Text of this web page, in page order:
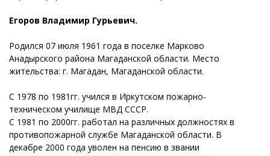
Егоров Владимир Гурьевич.
Родился 07 июля 1961 года в поселке Марково
Анадырского района Магаданской области. Место
жительства: г. Магадан, Магаданской области.
С 1978 по 1981гг. учился в Иркутском пожарно-
техническом училище МВД СССР.
С 1981 по 2000гг. работал на различных должностях в
противопожарной службе Магаданской области. В
декабре 2000 года уволен на пенсию в звании